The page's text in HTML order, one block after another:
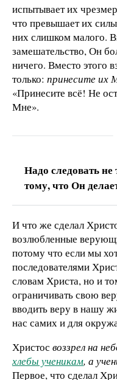
испытывает их
что превышает их
них слишком малого.
замешательство, Он
ничего. Вместо этого
только: принесите их
«Принесите всё! Не
Мне».
Надо следовать
тому, что Он
И что же сделал
возлюбленные
потому что если мы
последователями
словам Христа, но и
ограничивать свою
вводить веру в нашу
нас самих и для
Христос воззрел на
хлебы ученикам, а
Первое, что сделал